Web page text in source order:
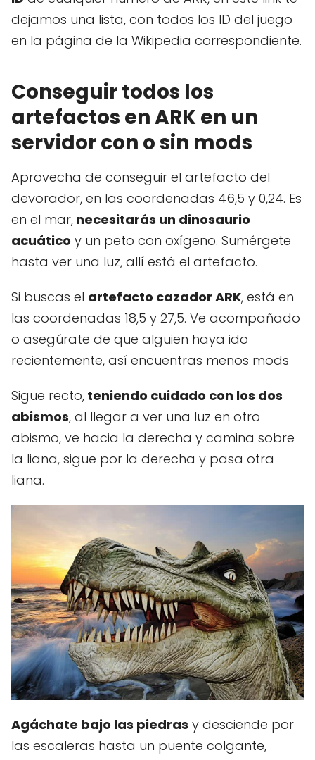
dejamos una lista, con todos los ID del juego
en la página de la Wikipedia correspondiente.
Conseguir todos los
artefactos en ARK en un
servidor con o sin mods
Aprovecha de conseguir el artefacto del
devorador, en las coordenadas 46,5 y 0,24. Es
en el mar, necesitarás un dinosaurio
acuático y un peto con oxígeno. Sumérgete
hasta ver una luz, allí está el artefacto.
Si buscas el artefacto cazador ARK, está en
las coordenadas 18,5 y 27,5. Ve acompañado
o asegúrate de que alguien haya ido
recientemente, así encuentras menos mods
Sigue recto, teniendo cuidado con los dos
abismos, al llegar a ver una luz en otro
abismo, ve hacia la derecha y camina sobre
la liana, sigue por la derecha y pasa otra
liana.
Agáchate bajo las piedras y desciende por
las escaleras hasta un puente colgante,